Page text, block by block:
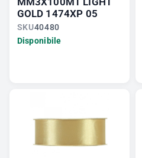
GOLD 1474XP 05
SKU40480
Disponibile